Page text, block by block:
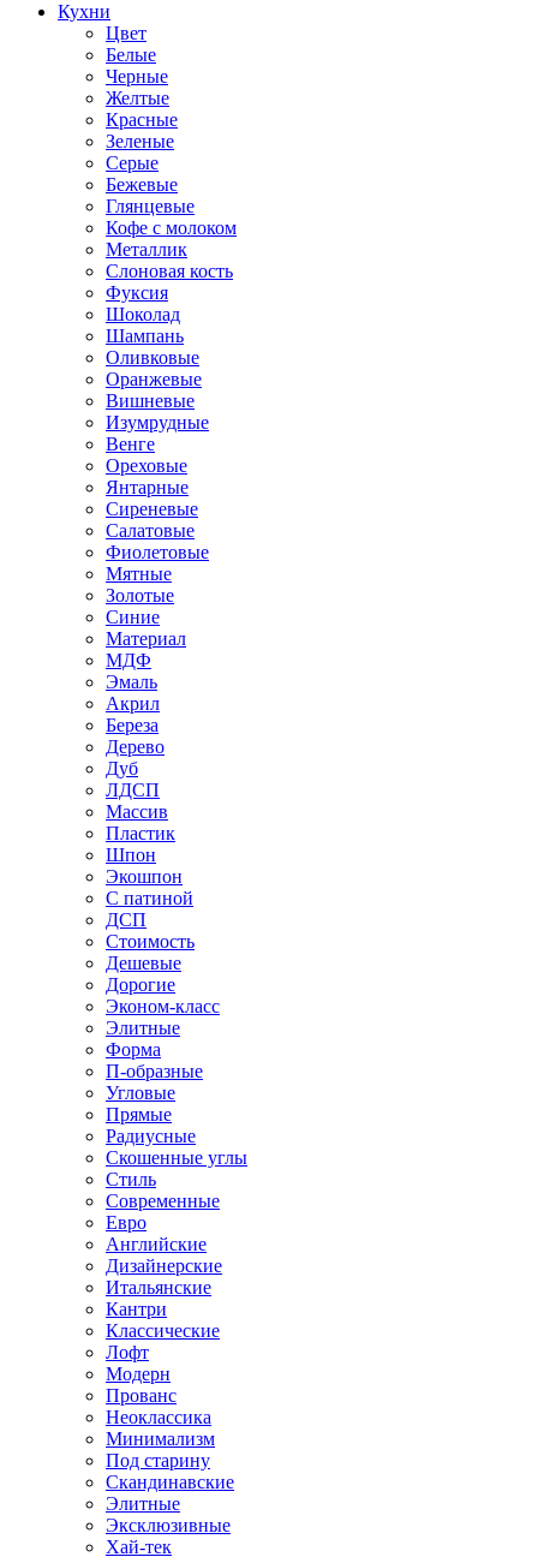
Кухни
Цвет
Белые
Черные
Желтые
Красные
Зеленые
Серые
Бежевые
Глянцевые
Кофе с молоком
Металлик
Слоновая кость
Фуксия
Шоколад
Шампань
Оливковые
Оранжевые
Вишневые
Изумрудные
Венге
Ореховые
Янтарные
Сиреневые
Салатовые
Фиолетовые
Мятные
Золотые
Синие
Материал
МДФ
Эмаль
Акрил
Береза
Дерево
Дуб
ЛДСП
Массив
Пластик
Шпон
Экошпон
С патиной
ДСП
Стоимость
Дешевые
Дорогие
Эконом-класс
Элитные
Форма
П-образные
Угловые
Прямые
Радиусные
Скошенные углы
Стиль
Современные
Евро
Английские
Дизайнерские
Итальянские
Кантри
Классические
Лофт
Модерн
Прованс
Неоклассика
Минимализм
Под старину
Скандинавские
Элитные
Эксклюзивные
Хай-тек